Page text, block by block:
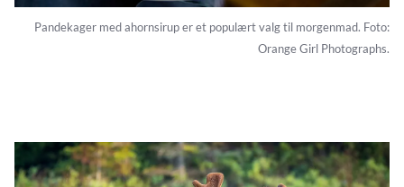
Pandekager med ahornsirup er et populært valg til morgenmad. Foto:
Orange Girl Photographs.